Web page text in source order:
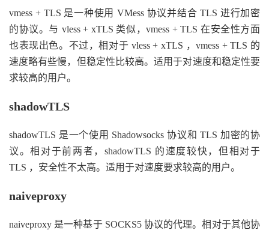
vmess + TLS 是一种使用 VMess 协议并结合 TLS 进行加密
的协议。与 vless + xTLS 类似，vmess + TLS 在安全性方面
也表现出色。不过，相对于 vless + xTLS ，vmess + TLS 的
速度略有些慢，但稳定性比较高。适用于对速度和稳定性要
求较高的用户。
shadowTLS
shadowTLS 是一个使用 Shadowsocks 协议和 TLS 加密的协
议。相对于前两者，shadowTLS 的速度较快，但相对于
TLS ，安全性不太高。适用于对速度要求较高的用户。
naiveproxy
naiveproxy 是一种基于 SOCKS5 协议的代理。相对于其他协